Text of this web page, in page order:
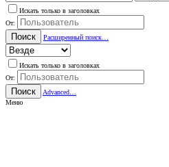
Искать только в заголовках
От:
Поиск Расширенный поиск…
Искать только в заголовках
От:
Поиск
Advanced…
Меню